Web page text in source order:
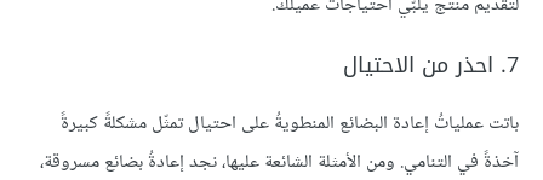
7. احذر من الاحتيال
باتت عملياتُ إعادة البضائع المنطويةُ على احتيال تمثّل مشكلةً كبيرةً
آخذةً في التنامي. ومن الأمثلة الشائعة عليها، نجد إعادةُ بضائع مسروقة،